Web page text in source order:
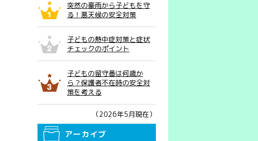
突然の豪雨から子どもを守
る！悪天候の安全対策
子どもの熱中症対策と症状
チェックのポイント
子どもの留守番は何歳か
ら？保護者不在時の安全対
策を考える
（2026年5月現在）
アーカイブ